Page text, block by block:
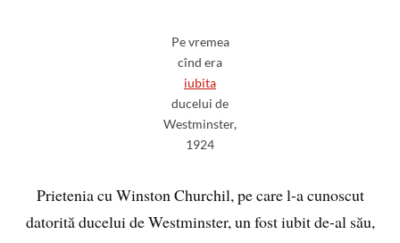
Pe vremea
cînd era
iubita
ducelui de
Westminster,
1924
Prietenia cu Winston Churchil, pe care l-a cunoscut
datorită ducelui de Westminster, un fost iubit de-al său,